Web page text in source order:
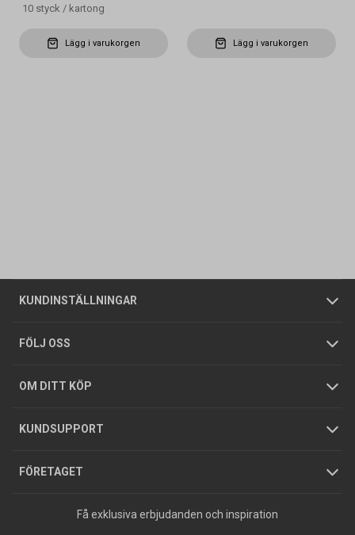
10 styck / kartong
Lägg i varukorgen Lägg i varukorgen
KUNDINSTÄLLNINGAR
Företagskund / Privatkund
FÖLJ OSS
OM DITT KÖP
Allmänna försäljningsvillkor
Integritetspolicy
GDPR
KUNDSUPPORT
Butiker
Foldrar och kataloger
Köpguider
Varumärken
FÖRETAGET
Om oss
Tjänster
Hållbarhet
Jobba hos oss
Press
Få exklusiva erbjudanden och inspiration